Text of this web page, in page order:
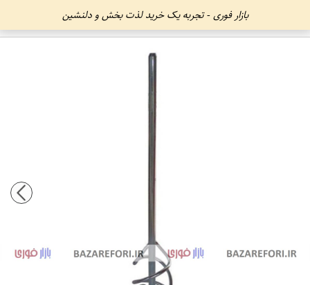
بازار فوری - تجربه یک خرید لذت بخش و دلنشین